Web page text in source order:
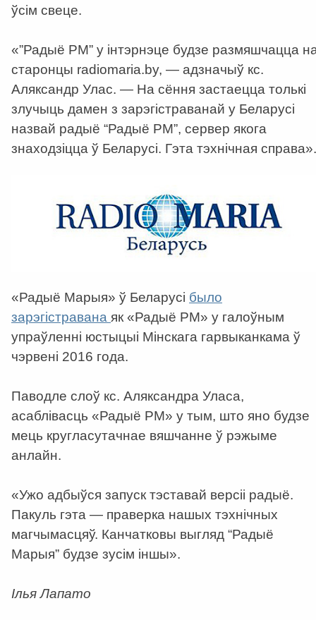
ўсім свеце.
«”Радыё РМ” у інтэрнэце будзе размяшчацца
старонцы radiomaria.by, — адзначыў кс.
Аляксандр Улас. — На сёння застаецца толькі
злучыць дамен з зарэгістраванай у Беларусі
назвай радыё “Радыё РМ”, сервер якога
знаходзіцца ў Беларусі. Гэта тэхнічная справа».
«Радыё Марыя» ў Беларусі было
зарэгістравана як «Радыё РМ» у галоўным
упраўленні юстыцыі Мінскага гарвыканкама ў
чэрвені 2016 года.
Паводле слоў кс. Аляксандра Уласа,
асаблівасць «Радыё РМ» у тым, што яно будзе
мець кругласутачнае вяшчанне ў рэжыме
анлайн.
«Ужо адбыўся запуск тэставай версіі радыё.
Пакуль гэта — праверка нашых тэхнічных
магчымасцяў. Канчатковы выгляд “Радыё
Марыя” будзе зусім іншы».
Ілья Лапато